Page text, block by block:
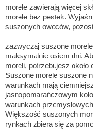
morele zawierają więcej
morele bez pestek.
suszonych owoców,
zazwyczaj suszone
maksymalnie osiem dni.
moreli, potrzebujesz
Suszone morele suszone
warunkach mają
jasnopomarańczowym
warunkach
Większość suszonych
rynkach zbiera się za